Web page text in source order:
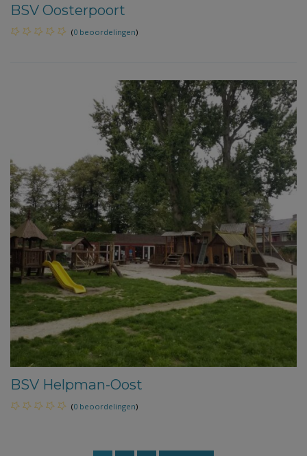
BSV Oosterpoort
(0 beoordelingen)
BSV Helpman-Oost
(0 beoordelingen)